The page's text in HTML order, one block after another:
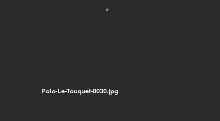
Polo-Le-Touquet-0030.jpg